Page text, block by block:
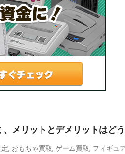
メリットとデメリットはどう
定, おもちゃ買取, ゲーム買取, フィギュ